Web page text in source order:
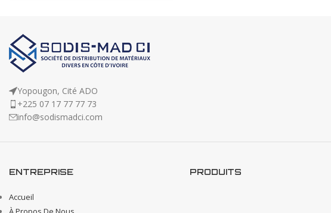
Yopougon, Cité ADO
+225 07 17 77 77 73
info@sodismadci.com
ENTREPRISE
Accueil
PRODUITS